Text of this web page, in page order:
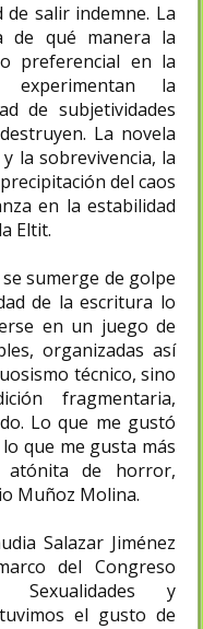
salir indemne. La
de qué manera la
preferencial en la
experimentan la
de subjetividades
La novela
la sobrevivencia, la
del caos
en la estabilidad
Eltit.
sumerge de golpe
de la escritura lo
en un juego de
organizadas así
técnico, sino
fragmentaria,
Lo que me gustó
que me gusta más
atónita de horror,
Muñoz Molina.
Salazar Jiménez
del Congreso
Sexualidades y
tuvimos el gusto de